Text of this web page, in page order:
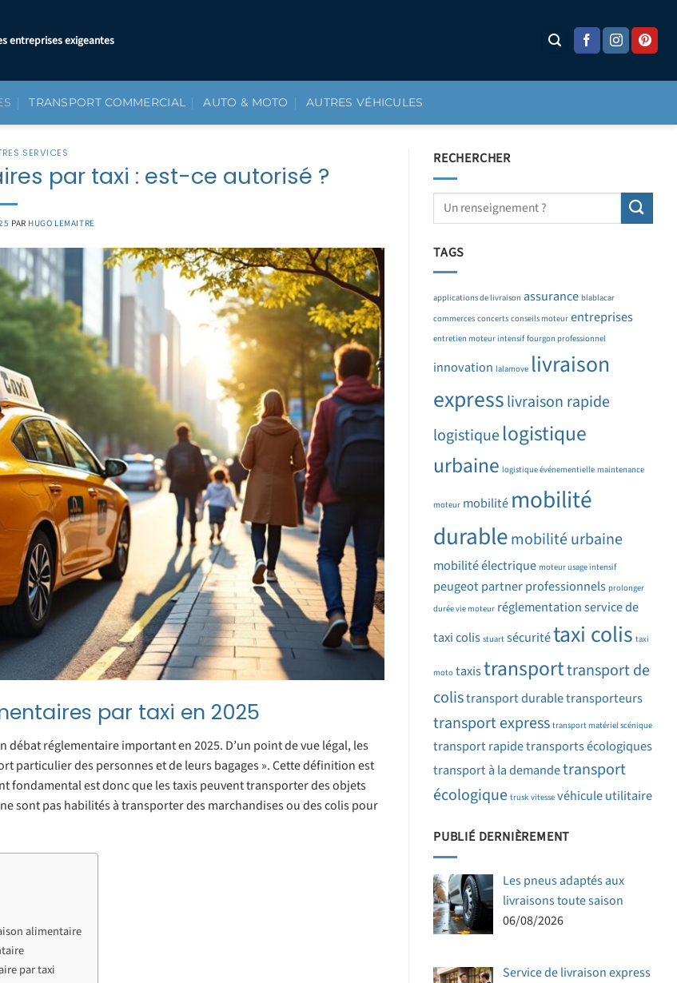
entreprises exigeantes
TRANSPORT COMMERCIAL AUTO & MOTO AUTRES VÉHICULES
SERVICES
par taxi : est-ce autorisé ?
PAR HUGO LEMAITRE
par taxi en 2025
réglementaire important en 2025. D’un point de vue légal, les
particulier des personnes et de leurs bagages ». Cette définition est
fondamental est donc que les taxis peuvent transporter des objets
sont pas habilités à transporter des marchandises ou des colis pour
alimentaire
par taxi
RECHERCHER
TAGS
applications de livraison assurance blablacar
commerces concerts conseils moteur entreprises
entretien moteur intensif fourgon professionnel
innovation lalamove livraison
expresslivraison rapide
logistiquelogistique
urbaine logistique événementielle maintenance
moteur mobilité mobilité
durablemobilité urbaine
mobilité électrique moteur usage intensif
peugeot partnerprofessionnels prolonger
durée vie moteur réglementationservice de
taxi colis stuart sécuritétaxi colis taxi
moto taxistransporttransport de
colistransport durabletransporteurs
transport express transport matériel scénique
transport rapidetransports écologiques
transport à la demandetransport
écologique trusk vitesse véhicule utilitaire
PUBLIÉ DERNIÈREMENT
Les pneus adaptés aux
livraisons toute saison
06/08/2026
Service de livraison express